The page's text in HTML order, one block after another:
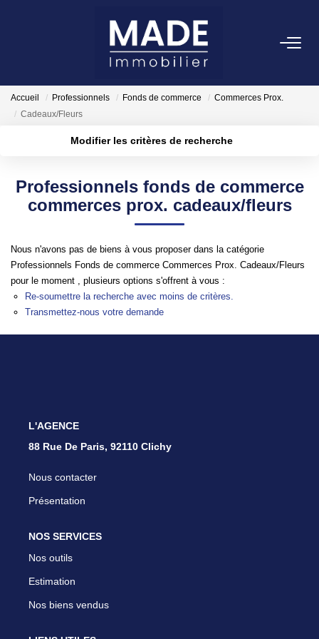
ACHETER
FAIRE GÉRER
NOTRE AGENCE
Qui Sommes-Nous
Notre Équipe
Accueil Professionnels Fonds de commerce
Commerces Prox.
Cadeaux/Fleurs
Modifier les critères de recherche
Type de bien
Surface min
Créer une alerte
Professionnels fonds de commerce
commerces prox. cadeaux/fleurs
Nous n'avons pas de biens à vous proposer dans la catégorie
Professionnels Fonds de commerce Commerces Prox. Cadeaux/Fleurs
pour le moment , plusieurs options s'offrent à vous :
Re-soumettre la recherche avec moins de critères.
Transmettez-nous votre demande
L'AGENCE
88 Rue De Paris, 92110 Clichy
Nous contacter
Présentation
NOS SERVICES
Nos outils
Estimation
Nos biens vendus